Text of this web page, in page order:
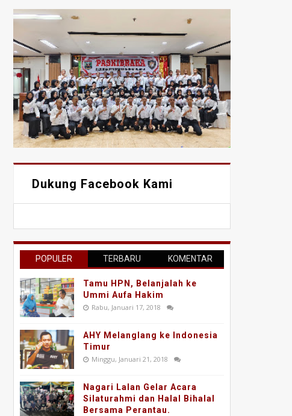
Dukung Facebook Kami
POPULER TERBARU KOMENTAR
Tamu HPN, Belanjalah ke
Ummi Aufa Hakim
Rabu, Januari 17, 2018
AHY Melanglang ke Indonesia
Timur
Minggu, Januari 21, 2018
Nagari Lalan Gelar Acara
Silaturahmi dan Halal Bihalal
Bersama Perantau.